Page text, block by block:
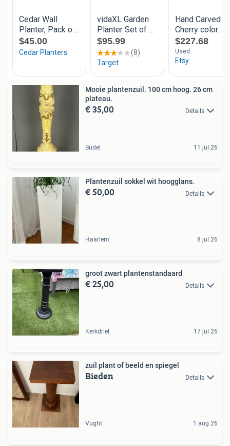
Mooie plantenzuil. 100 cm hoog. 26 cm
plateau.
€ 35,00 Details
Budel 11 jul 26
Plantenzuil sokkel wit hoogglans.
€ 50,00 Details
Haarlem 8 jul 26
groot zwart plantenstandaard
€ 25,00 Details
Kerkdriel 17 jul 26
zuil plant of beeld en spiegel
Bieden Details
Vught 1 aug 26